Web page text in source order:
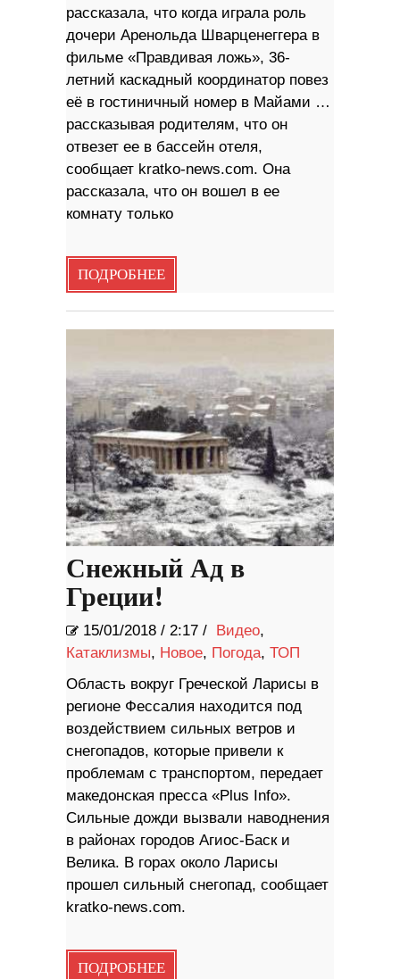
рассказала, что когда играла роль
дочери Аренольда Шварценеггера в
фильме «Правдивая ложь», 36-
летний каскадный координатор повез
её в гостиничный номер в Майами …
рассказывая родителям, что он
отвезет ее в бассейн отеля,
сообщает kratko-news.com. Она
рассказала, что он вошел в ее
комнату только
ПОДРОБНЕЕ
Снежный Ад в
Греции!
15/01/2018 / 2:17 / Видео,
Катаклизмы, Новое, Погода, ТОП
Область вокруг Греческой Ларисы в
регионе Фессалия находится под
воздействием сильных ветров и
снегопадов, которые привели к
проблемам с транспортом, передает
македонская пресса «Plus Info».
Сильные дожди вызвали наводнения
в районах городов Агиос-Баск и
Велика. В горах около Ларисы
прошел сильный снегопад, сообщает
kratko-news.com.
ПОДРОБНЕЕ